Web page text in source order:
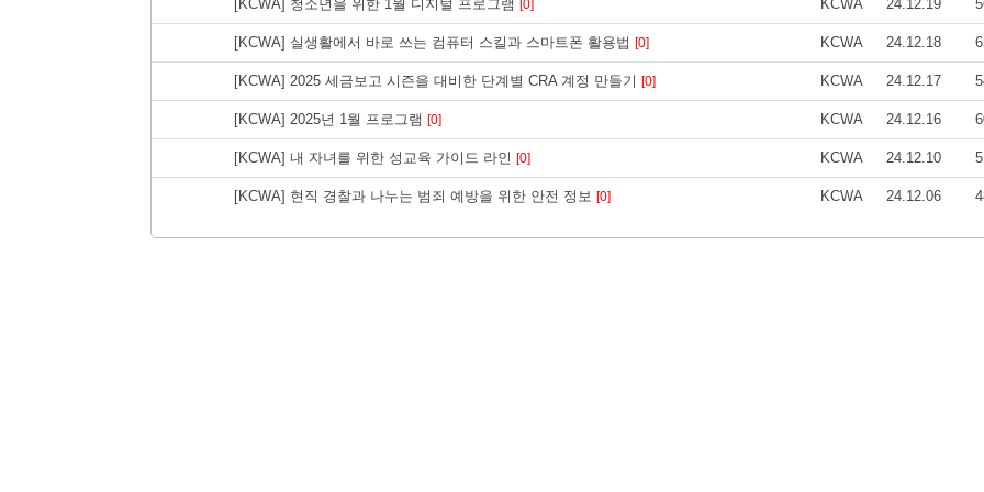
[KCWA] 청소년을 위한 1월 디지털 프로그램 [0] KCWA 24.12.19
[KCWA] 실생활에서 바로 쓰는 컴퓨터 스킬과 스마트폰 활용법 [0] KCWA 24.12.18
[KCWA] 2025 세금보고 시즌을 대비한 단계별 CRA 계정 만들기 [0] KCWA 24.12.17
[KCWA] 2025년 1월 프로그램 [0] KCWA 24.12.16
[KCWA] 내 자녀를 위한 성교육 가이드 라인 [0] KCWA 24.12.10
[KCWA] 현직 경찰과 나누는 범죄 예방을 위한 안전 정보 [0] KCWA 24.12.06